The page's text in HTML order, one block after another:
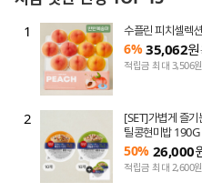
담기
담기
1 수플린 피치셀렉
6% 35,062원
적립금 최대 3,506원
2
[SET]가볍게 즐
틸콩현미밥 190G
50% 26,000
적립금 최대 2,600원